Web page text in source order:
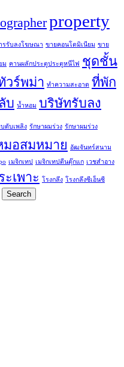
property
รรับลงโฆษณา ขายคอนโดมิเนียม ขาย
ม คานผลักประตูประตูหนีไฟ
ชุดชั้น
วร์พม่า ทำความสะอาด ที่พัก
บ น้ำหอม บริษัทรับลง
ดับเพลิง รักษาผมร่วง รักษาผมร่วง
มอสมหมาย อัฒจันทร์สนาม
เมจิกเทป เมจิกเทปตีนตุ๊กแก เวชสำอาง
เพาะ โรงกลึง โรงกลึงซีเอ็นซี